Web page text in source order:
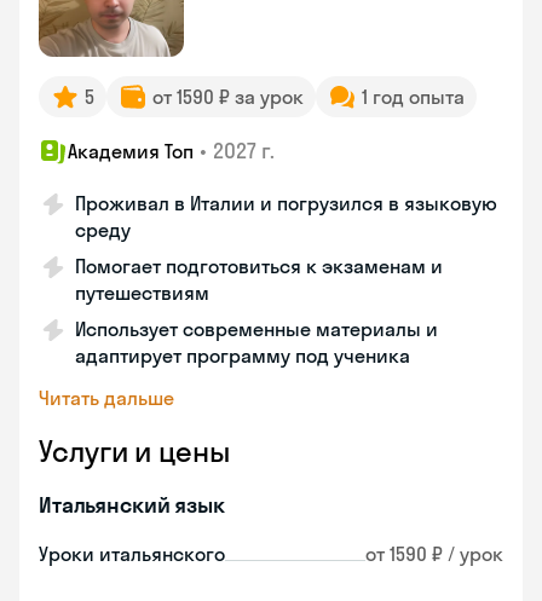
5 от 1590 ₽ за урок 1 год опыта
Академия Топ • 2027 г.
Проживал в Италии и погрузился в языковую
среду
Помогает подготовиться к экзаменам и
путешествиям
Использует современные материалы и
адаптирует программу под ученика
Читать дальше
Услуги и цены
Итальянский язык
Уроки итальянского от 1590 ₽ / урок